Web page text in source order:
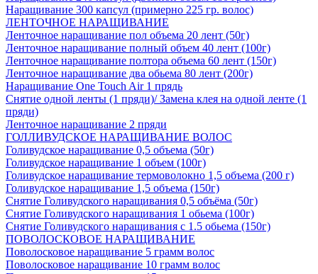
Наращивание 300 капсул (примерно 225 гр. волос)
ЛЕНТОЧНОЕ НАРАЩИВАНИЕ
Ленточное наращивание пол объема 20 лент (50г)
Ленточное наращивание полный объем 40 лент (100г)
Ленточное наращивание полтора объема 60 лент (150г)
Ленточное наращивание два обьема 80 лент (200г)
Наращивание One Touch Air 1 прядь
Снятие одной ленты (1 пряди)/ Замена клея на одной ленте (1
пряди)
Ленточное наращивание 2 пряди
ГОЛЛИВУДСКОЕ НАРАЩИВАНИЕ ВОЛОС
Голивудское наращивание 0,5 объема (50г)
Голивудское наращивание 1 объем (100г)
Голивудское наращивание термоволокно 1,5 объема (200 г)
Голивудское наращивание 1,5 объема (150г)
Снятие Голивудского наращивания 0,5 объёма (50г)
Снятие Голивудского наращивания 1 обьема (100г)
Снятие Голивудского наращивания с 1.5 обьема (150г)
ПОВОЛОСКОВОЕ НАРАЩИВАНИЕ
Поволосковое наращивание 5 грамм волос
Поволосковое наращивание 10 грамм волос